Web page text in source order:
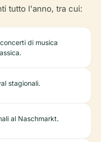
tutto l'anno, tra cui:
di musica
stagionali.
al Naschmarkt.